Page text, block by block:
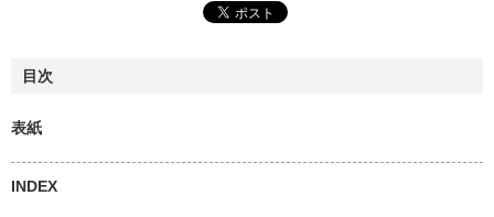
目次
表紙
INDEX